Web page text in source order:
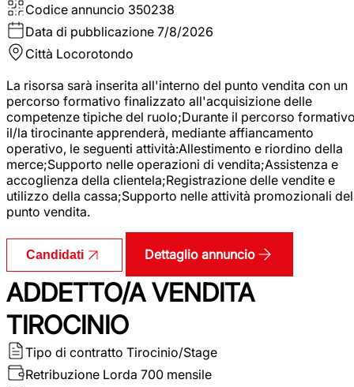
Codice annuncio 350238
Data di pubblicazione 7/8/2026
Città Locorotondo
La risorsa sarà inserita all'interno del punto vendita con un
percorso formativo finalizzato all'acquisizione delle
competenze tipiche del ruolo;Durante il percorso
il/la tirocinante apprenderà, mediante affiancamento
operativo, le seguenti attività:Allestimento e riordino della
merce;Supporto nelle operazioni di vendita;Assistenza e
accoglienza della clientela;Registrazione delle vendite e
utilizzo della cassa;Supporto nelle attività promozionali del
punto vendita.
Candidati Dettaglio annuncio
ADDETTO/A VENDITA
TIROCINIO
Tipo di contratto Tirocinio/Stage
Retribuzione Lorda 700 mensile